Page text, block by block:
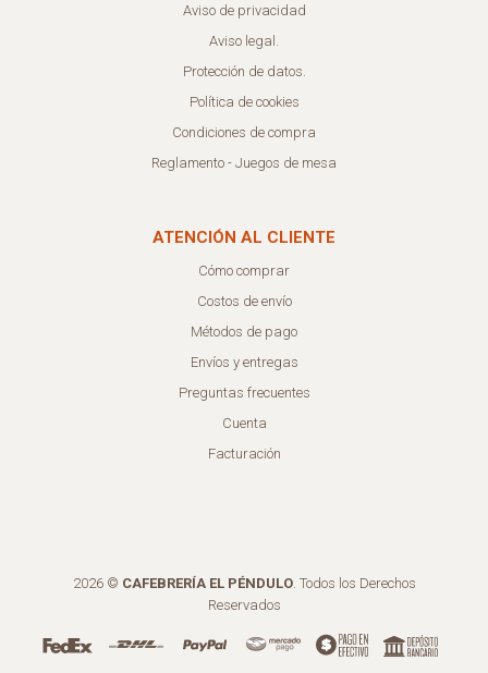
Aviso de privacidad
Aviso legal.
Protección de datos.
Política de cookies
Condiciones de compra
Reglamento - Juegos de mesa
ATENCIÓN AL CLIENTE
Cómo comprar
Costos de envío
Métodos de pago
Envíos y entregas
Preguntas frecuentes
Cuenta
Facturación
2026 © CAFEBRERÍA EL PÉNDULO. Todos los Derechos
Reservados